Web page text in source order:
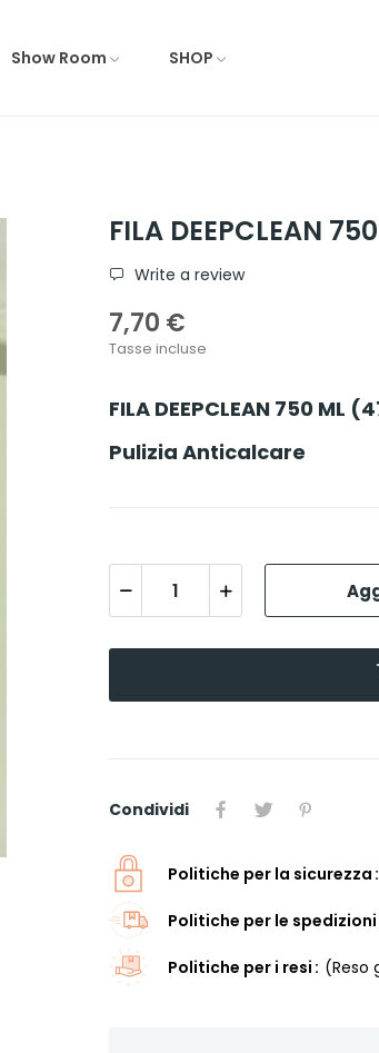
Show Room SHOP
FILA DEEPCLEAN
Write a review
7,70 €
Tasse incluse
FILA DEEPCLEAN 750 ML
Pulizia Anticalcare
Condividi
Politiche per la sicurezza
Politiche per le spedizioni
Politiche per i resi (Reso